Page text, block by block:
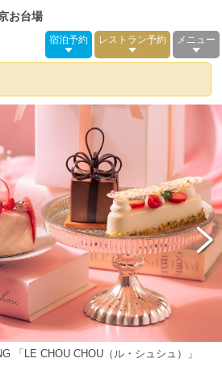
お台場
宿泊予約 レストラン予約 メニュー
シースケープ テラス・ダイニング